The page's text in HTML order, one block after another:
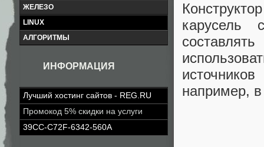
ЖЕЛЕЗО
LINUX
АЛГОРИТМЫ
ИНФОРМАЦИЯ
Лучший хостинг сайтов - REG.RU
Промокод 5% скидки на услуги
39CC-C72F-6342-560A
карусель
например,